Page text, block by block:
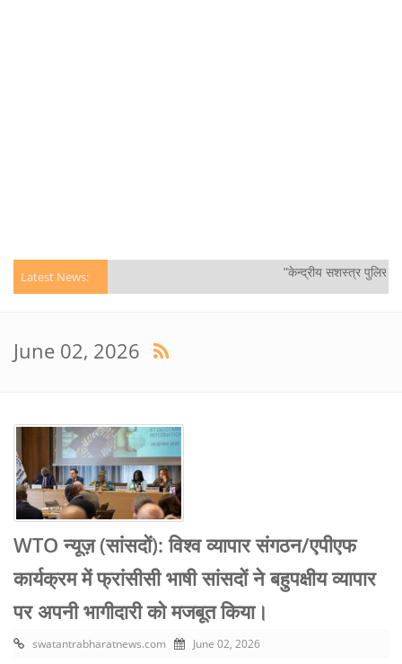
Latest News: "केन्द्रीय सशस्‍त्र पुलिस
June 02, 2026
WTO न्यूज़ (सांसदों): विश्व व्यापार संगठन/एपीएफ
कार्यक्रम में फ्रांसीसी भाषी सांसदों ने बहुपक्षीय व्यापार
पर अपनी भागीदारी को मजबूत किया।
swatantrabharatnews.com June 02, 2026